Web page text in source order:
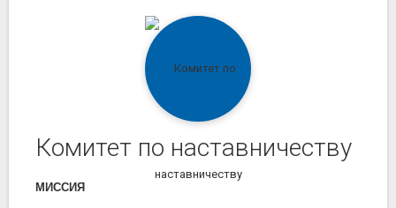
Комитет по наставничеству
МИССИЯ